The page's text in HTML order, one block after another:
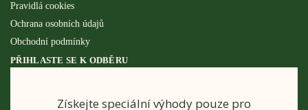
Pravidlá cookies
Ochrana osobních údajů
Obchodní podmínky
PŘIHLASTE SE K ODBĚRU
Získejte speciální výhody pouze pro